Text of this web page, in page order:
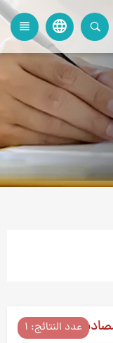
language
view_headline
عدد النتائج: ۱